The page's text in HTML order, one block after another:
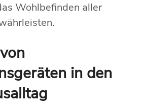
Wohlbefinden aller
in den